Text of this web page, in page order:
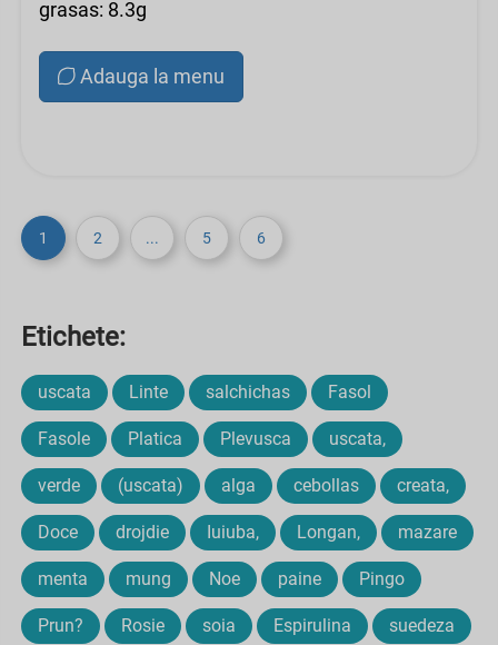
grasas: 8.3g
Adauga la menu
1 2 ... 5 6
Etichete:
uscata Linte salchichas Fasol
Fasole Platica Plevusca uscata,
verde (uscata) alga cebollas creata,
Doce drojdie Iuiuba, Longan, mazare
menta mung Noe paine Pingo
Prun? Rosie soia Espirulina suedeza